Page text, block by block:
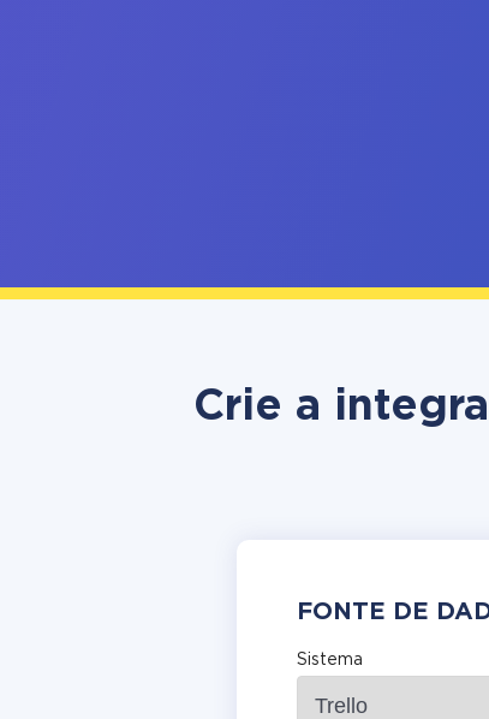
Crie a
FONTE DE
Sistema